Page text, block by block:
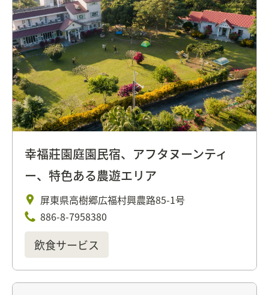
幸福莊園庭園民宿、アフタヌーンティ
ー、特色ある農遊エリア
屏東県高樹郷広福村興農路85-1号
886-8-7958380
飲食サービス